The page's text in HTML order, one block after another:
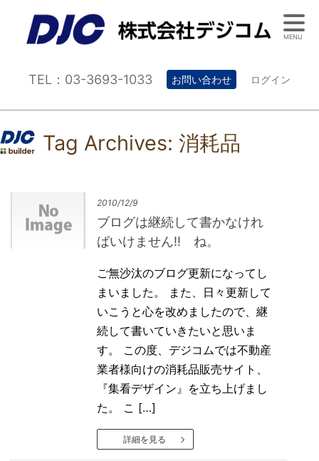
TEL：03-3693-1033 お問い合わせ ログイン
Tag Archives: 消耗品
2010/12/9
ブログは継続して書かなけれ
ばいけません!! ね。
ご無沙汰のブログ更新になってし
まいました。 また、日々更新して
いこうと心を改めましたので、継
続して書いていきたいと思いま
す。 この度、デジコムでは不動産
業者様向けの消耗品販売サイト、
『集看デザイン』を立ち上げまし
た。 こ […]
詳細を見る
MENU